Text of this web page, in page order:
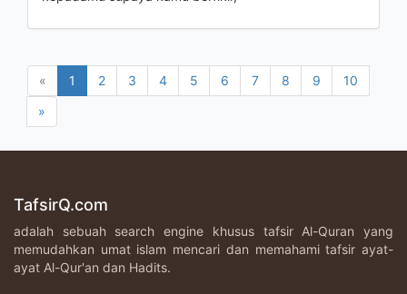
« 1 2 3 4 5 6 7 8 9
10
»
TafsirQ.com
adalah sebuah search engine khusus tafsir Al-Quran yang
memudahkan umat islam mencari dan memahami tafsir ayat-
ayat Al-Qur'an dan Hadits.